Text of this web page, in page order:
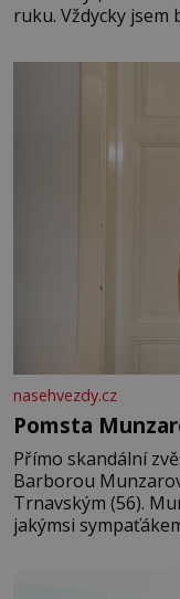
ruku. Vždycky
mi knihy, práce a
nasehvezdy.cz
Pomsta
Přímo skandální
Barborou
Trnavským (56).
jakýmsi